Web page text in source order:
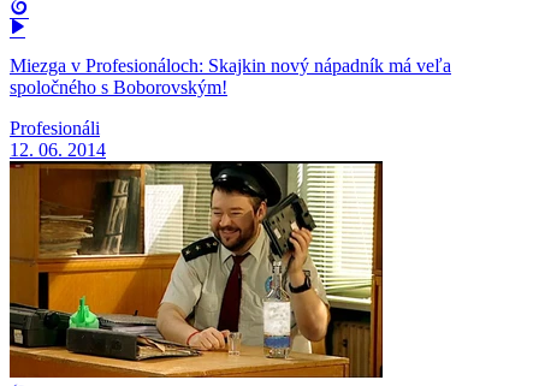
Miezga v Profesionáloch: Skajkin nový nápadník má veľa
spoločného s Boborovským!
Profesionáli
12. 06. 2014